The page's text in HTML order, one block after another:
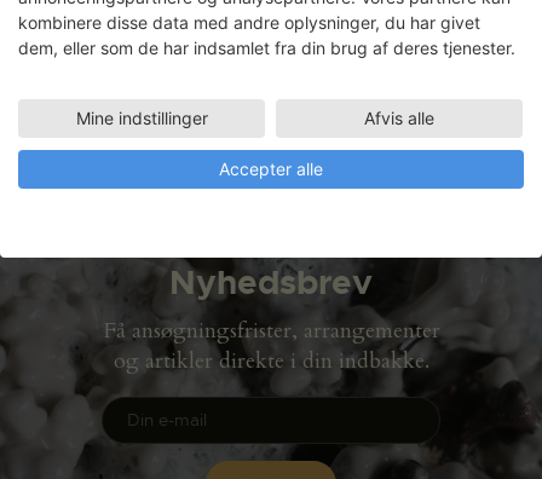
Faciliteter
19.09.2006 - 13.10.2006
Nyhedsbrev
Få ansøgningsfrister, arrangementer
og artikler direkte i din indbakke.
kombinere disse data med andre oplysninger, du har givet
dem, eller som de har indsamlet fra din brug af deres tjenester.
Mine indstillinger Afvis alle
Accepter alle